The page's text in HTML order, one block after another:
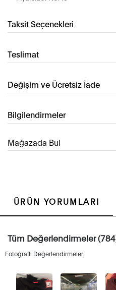
Taksit Seçenekleri
Teslimat
Değişim ve Ücretsiz İade
Bilgilendirmeler
Mağazada Bul
ÜRÜN YORUMLARI
Tüm Değerlendirmeler
Fotoğraflı Değerlendirmeler